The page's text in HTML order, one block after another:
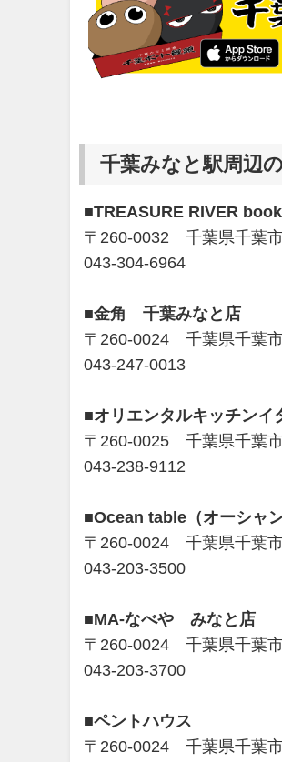
千葉みなと駅周辺
■TREASURE RIVER
〒260-0032 千葉県千葉
043-304-6964
■金角 千葉みなと店
〒260-0024 千葉県千葉
043-247-0013
■オリエンタルキッチンイ
〒260-0025 千葉県千葉
043-238-9112
■Ocean table（オーシャン
〒260-0024 千葉県千葉
043-203-3500
■MA-なべや みなと店
〒260-0024 千葉県千葉
043-203-3700
■ペントハウス
〒260-0024 千葉県千葉